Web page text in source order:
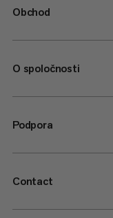
Obchod
O spoločnosti
Podpora
Contact